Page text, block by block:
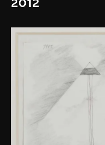
2012